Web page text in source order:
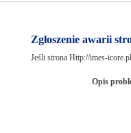
Zgłoszenie awarii
Jeśli strona Http://imes-
Opis